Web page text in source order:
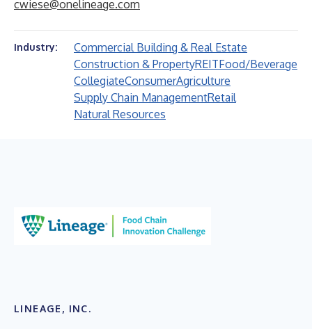
cwiese@onelineage.com
Industry:
Commercial Building & Real Estate
Construction & PropertyREITFood/Beverage
CollegiateConsumerAgriculture
Supply Chain ManagementRetail
Natural Resources
LINEAGE, INC.